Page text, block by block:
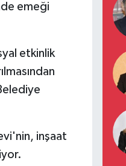
emeği
etkinlik
inşaat